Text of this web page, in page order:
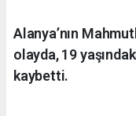
Alanya’nın
olayda, 19
kaybetti.